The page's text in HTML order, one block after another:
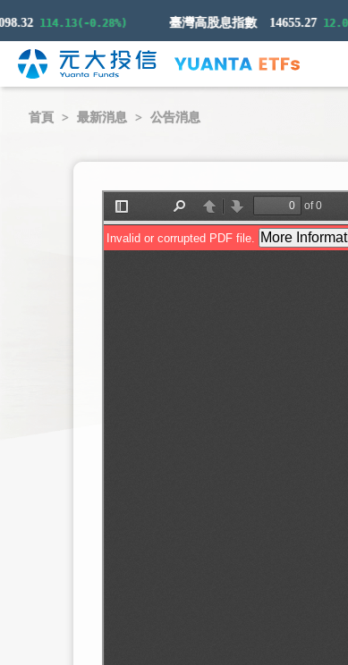
114.13(-0.28%) 臺灣高股息指數 14655.27 12.03(-
首頁 最新消息 公告消息